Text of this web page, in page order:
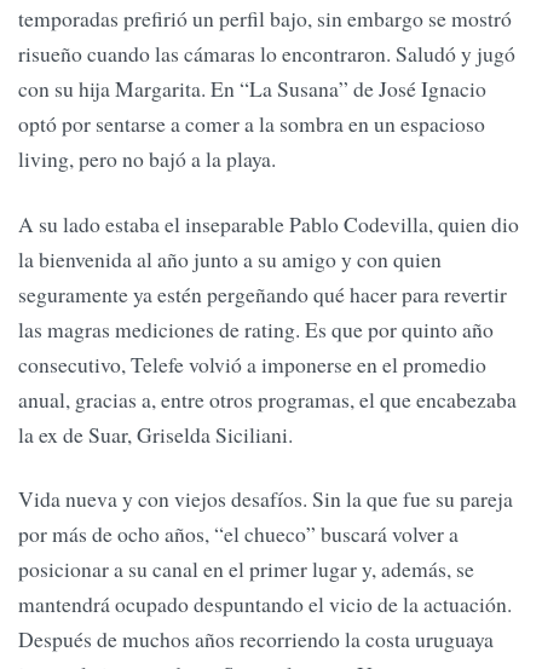
temporadas prefirió un perfil bajo, sin embargo se mostró
risueño cuando las cámaras lo encontraron. Saludó y jugó
con su hija Margarita. En “La Susana” de José Ignacio
optó por sentarse a comer a la sombra en un espacioso
living, pero no bajó a la playa.
A su lado estaba el inseparable Pablo Codevilla, quien dio
la bienvenida al año junto a su amigo y con quien
seguramente ya estén pergeñando qué hacer para revertir
las magras mediciones de rating. Es que por quinto año
consecutivo, Telefe volvió a imponerse en el promedio
anual, gracias a, entre otros programas, el que encabezaba
la ex de Suar, Griselda Siciliani.
Vida nueva y con viejos desafíos. Sin la que fue su pareja
por más de ocho años, “el chueco” buscará volver a
posicionar a su canal en el primer lugar y, además, se
mantendrá ocupado despuntando el vicio de la actuación.
Después de muchos años recorriendo la costa uruguaya